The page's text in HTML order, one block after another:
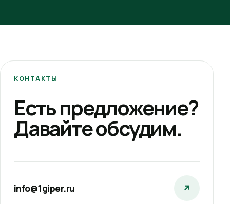
КОНТАКТЫ
Есть предложение?
Давайте обсудим.
info@1giper.ru ↗